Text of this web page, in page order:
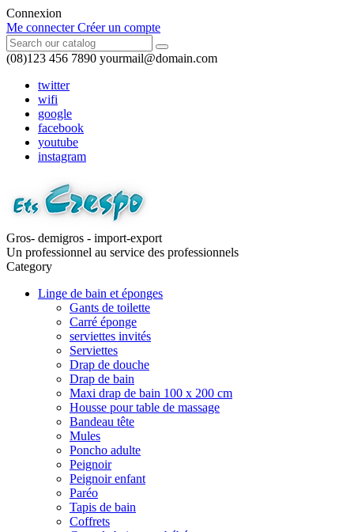
Connexion
Me connecter Créer un compte
(08)123 456 7890 yourmail@domain.com
twitter
wifi
google
facebook
youtube
instagram
Gros- demigros - import-export
Un professionnel au service des professionnels
Category
Linge de bain et éponges
Gants de toilette
Carré éponge
serviettes invités
Serviettes
Drap de douche
Drap de bain
Maxi drap de bain 100 x 200 cm
Housse pour table de massage
Bandeau tête
Mules
Poncho adulte
Peignoir
Peignoir enfant
Paréo
Tapis de bain
Coffrets